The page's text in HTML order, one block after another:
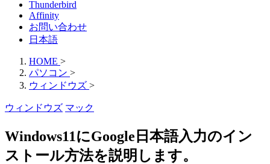
Thunderbird
Affinity
お問い合わせ
日本語
HOME >
パソコン >
ウィンドウズ >
ウィンドウズ マック
Windows11にGoogle日本語入力のイン
ストール方法を説明します。